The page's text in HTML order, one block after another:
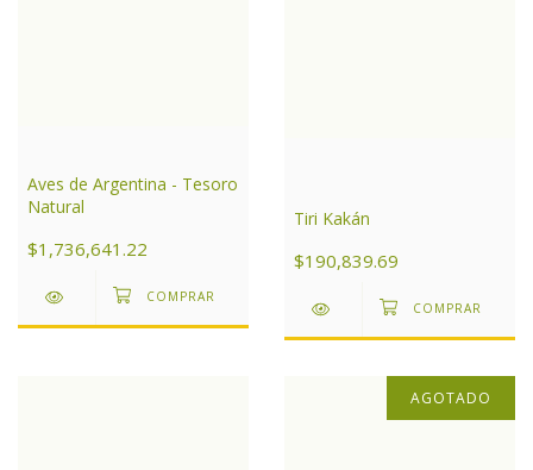
Aves de Argentina - Tesoro
Natural
$1,736,641.22
Tiri Kakán
$190,839.69
AGOTADO